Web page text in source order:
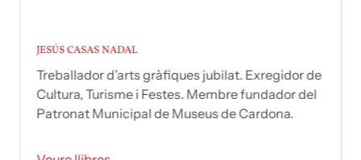
JESÚS CASAS NADAL
Treballador d’arts gràfiques jubilat. Exregidor de